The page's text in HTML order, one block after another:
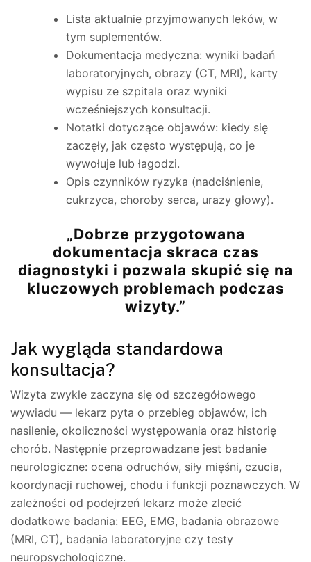
Lista aktualnie przyjmowanych leków, w
tym suplementów.
Dokumentacja medyczna: wyniki badań
laboratoryjnych, obrazy (CT, MRI), karty
wypisu ze szpitala oraz wyniki
wcześniejszych konsultacji.
Notatki dotyczące objawów: kiedy się
zaczęły, jak często występują, co je
wywołuje lub łagodzi.
Opis czynników ryzyka (nadciśnienie,
cukrzyca, choroby serca, urazy głowy).
„Dobrze przygotowana
dokumentacja skraca czas
diagnostyki i pozwala skupić się na
kluczowych problemach podczas
wizyty.”
Jak wygląda standardowa
konsultacja?
Wizyta zwykle zaczyna się od szczegółowego
wywiadu — lekarz pyta o przebieg objawów, ich
nasilenie, okoliczności występowania oraz historię
chorób. Następnie przeprowadzane jest badanie
neurologiczne: ocena odruchów, siły mięśni, czucia,
koordynacji ruchowej, chodu i funkcji poznawczych. W
zależności od podejrzeń lekarz może zlecić
dodatkowe badania: EEG, EMG, badania obrazowe
(MRI, CT), badania laboratoryjne czy testy
neuropsychologiczne.